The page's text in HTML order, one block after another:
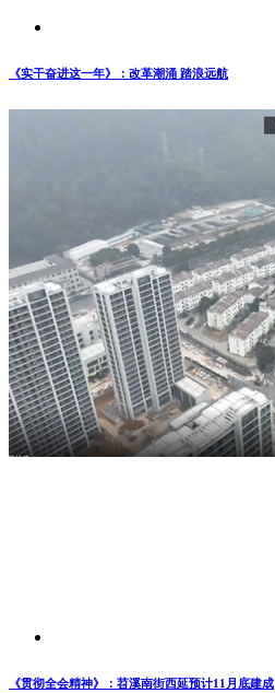
《实干奋进这一年》：改革潮涌 踏浪远航
《贯彻全会精神》：苕溪南街西延预计11月底建成